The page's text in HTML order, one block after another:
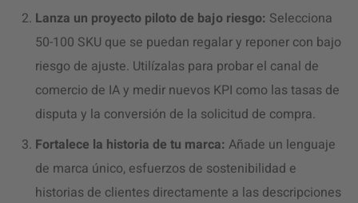
Lanza un proyecto piloto de bajo riesgo: Selecciona
50-100 SKU que se puedan regalar y reponer con bajo
riesgo de ajuste. Utilízalas para probar el canal de
comercio de IA y medir nuevos KPI como las tasas de
disputa y la conversión de la solicitud de compra.
Fortalece la historia de tu marca: Añade un lenguaje
de marca único, esfuerzos de sostenibilidad e
historias de clientes directamente a las descripciones